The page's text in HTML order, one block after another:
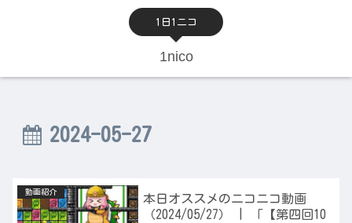
1日1ニコ
1nico
2024-05-27
動画紹介
本日オススメのニコニコ動画
（2024/05/27） | 「【第四回10